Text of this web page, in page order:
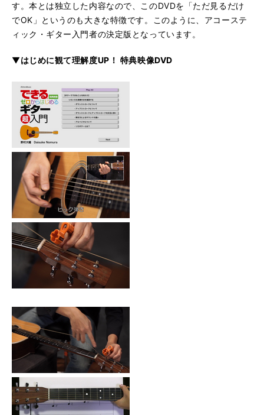
す。本とは独立した内容なので、このDVDを「ただ見るだけ
でOK」というのも大きな特徴です。このように、アコーステ
ィック・ギター入門者の決定版となっています。
▼はじめに観て理解度UP！ 特典映像DVD